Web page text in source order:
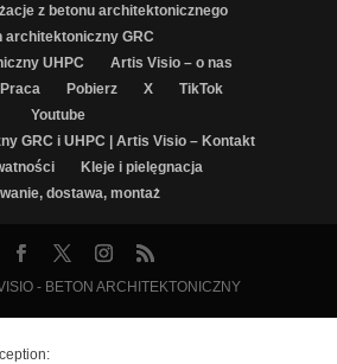
z betonu architektonicznego
architektoniczny GRC
UHPC
Artis Visio – o nas
Praca Pobierz X
TikTok
Youtube
GRC i UHPC | Artis Visio – Kontakt
Kleje i pielęgnacja
dostawa, montaż
- BETON ARCHITEKTONICZNY